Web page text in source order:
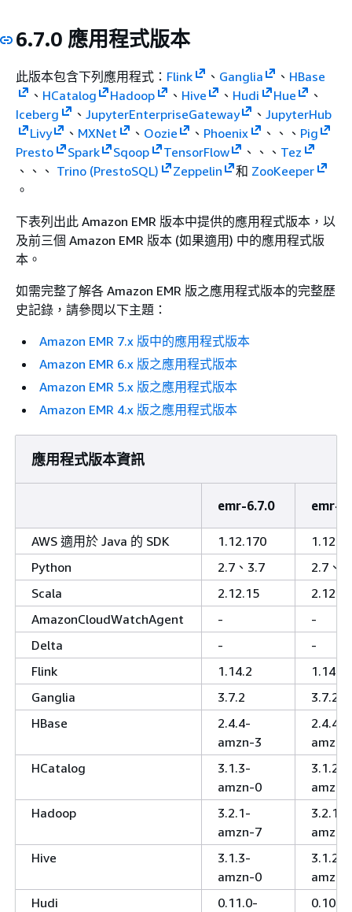
6.7.0 應用程式版本
此版本包含下列應用程式： Flink 、 Ganglia 、 HBase
、 HCatalog Hadoop 、 Hive 、 Hudi Hue
、
Iceberg
、 JupyterEnterpriseGateway 、 JupyterHub
Livy
、 MXNet 、 Oozie 、 Phoenix 、、、 Pig
Presto
Spark Sqoop TensorFlow 、、、 Tez
、、、 Trino (PrestoSQL) Zeppelin 和 ZooKeeper
。
下表列出此 Amazon EMR 版本中提供的應用程式版本，以
及前三個 Amazon EMR 版本 (如果適用) 中的應用程式版
本。
如需完整了解各 Amazon EMR 版之應用程式版本的完整歷
史記錄，請參閱以下主題：
Amazon EMR 7.x 版中的應用程式版本
Amazon EMR 6.x 版之應用程式版本
Amazon EMR 5.x 版之應用程式版本
Amazon EMR 4.x 版之應用程式版本
應用程式版本資訊
emr-6.7.0 emr-
AWS 適用於 Java 的 SDK 1.12.170
Python
2.7、3.7
2.7、
Scala
2.12.15
2.12.10
AmazonCloudWatchAgent
-
-
Delta
-
-
Flink
1.14.2
1.14.2
Ganglia
3.7.2
3.7.2
HBase
2.4.4-
amzn-3
2.4.4-
amzn-
HCatalog
3.1.3-
amzn-0
3.1.2-
amzn-
Hadoop
3.2.1-
amzn-7
3.2.1-
amzn-
Hive
3.1.3-
amzn-0
3.1.2-
amzn-
Hudi
0.11.0-
0.10.1-